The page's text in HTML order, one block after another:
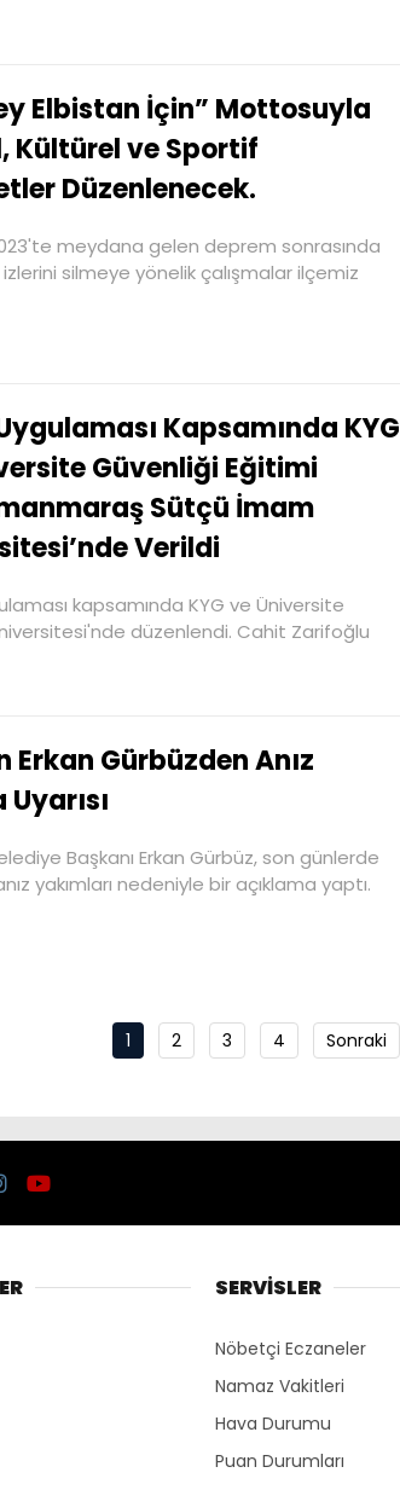
Elbistan İçin” Mottosuyla
Kültürel ve Sportif
Düzenlenecek.
meydana gelen deprem sonrasında
silmeye yönelik çalışmalar ilçemiz
Kapsamında KYG
Güvenliği Eğitimi
Sütçü İmam
Verildi
kapsamında KYG ve Üniversite
düzenlendi. Cahit Zarifoğlu
Erkan Gürbüzden Anız
Başkanı Erkan Gürbüz, son günlerde
yakımları nedeniyle bir açıklama yaptı.
1 2 3 4 Sonraki
SERVİSLER
Nöbetçi Eczaneler
Namaz Vakitleri
Hava Durumu
Puan Durumları